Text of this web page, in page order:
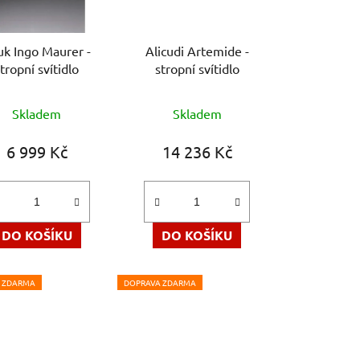
Ingo Maurer -
svítidlo
hodnocení
produktu
5,0
z
5
hvězdiček.
Skladem
6 999 Kč
DO KOŠÍKU
Alicudi Artemide -
stropní svítidlo
hodnocení
produktu
5,0
z
5
hvězdiček.
Skladem
14 236 Kč
DO KOŠÍKU
DOPRAVA ZDARMA